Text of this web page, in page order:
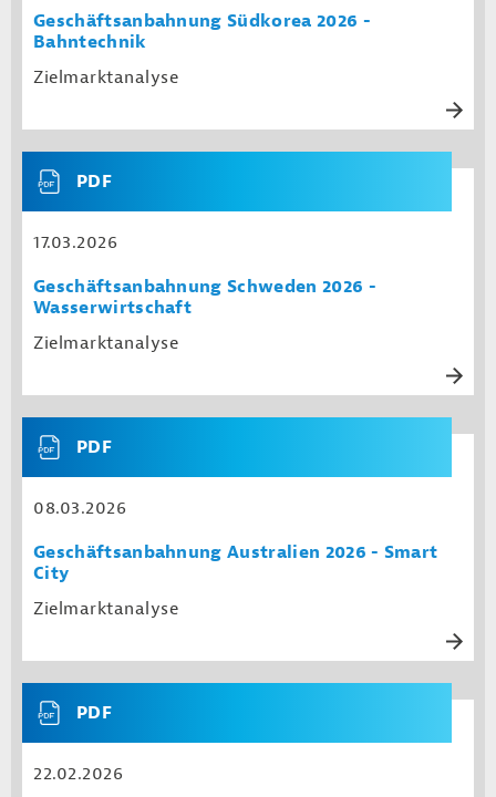
Geschäftsanbahnung Südkorea 2026 -
Bahntechnik
Zielmarktanalyse
PDF
17.03.2026
Geschäftsanbahnung Schweden 2026 -
Wasserwirtschaft
Zielmarktanalyse
PDF
08.03.2026
Geschäftsanbahnung Australien 2026 - Smart
City
Zielmarktanalyse
PDF
22.02.2026